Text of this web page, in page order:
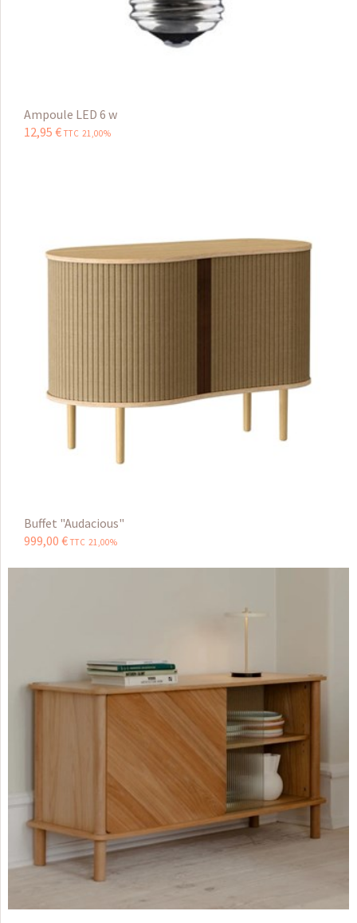
Ampoule LED 6 w
12,95 € TTC 21,00%
Buffet "Audacious"
999,00 € TTC 21,00%